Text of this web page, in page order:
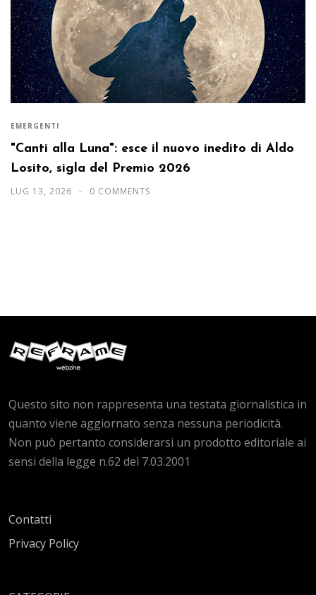
EMERGENTI
"Canti alla Luna": esce il nuovo inedito di Aldo
Losito, sigla del Premio 2026
LUG 13, 2026 0 COMMENTS
Questo sito non rappresenta una testata giornalistica in
quanto viene aggiornato senza nessuna periodicità.
Non può pertanto considerarsi un prodotto editoriale ai
sensi della legge n.62 del 7.03.2001
Contatti
Privacy Policy